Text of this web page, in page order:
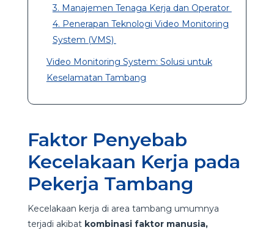
3. Manajemen Tenaga Kerja dan Operator
4. Penerapan Teknologi Video Monitoring
System (VMS)
Video Monitoring System: Solusi untuk
Keselamatan Tambang
Faktor Penyebab
Kecelakaan Kerja pada
Pekerja Tambang
Kecelakaan kerja di area tambang umumnya
terjadi akibat kombinasi faktor manusia,